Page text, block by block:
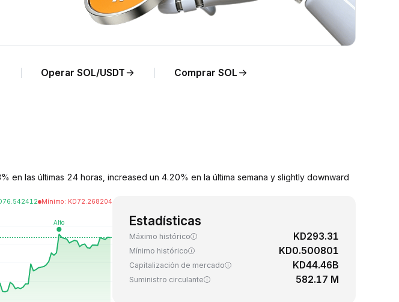
Operar SOL/USDT Comprar SOL
en las últimas 24 horas, increased un 4.20% en la última semana y slightly downward
76.542412 Mínimo: KD72.268204
Estadísticas
Máximo histórico KD293.31
Mínimo histórico KD0.500801
Capitalización de mercado KD44.46B
Suministro circulante 582.17 M